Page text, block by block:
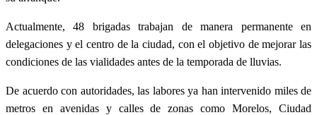
Actualmente, 48 brigadas trabajan de manera permanente en
delegaciones y el centro de la ciudad, con el objetivo de mejorar las
condiciones de las vialidades antes de la temporada de lluvias.
De acuerdo con autoridades, las labores ya han intervenido miles de
metros en avenidas y calles de zonas como Morelos, Ciudad